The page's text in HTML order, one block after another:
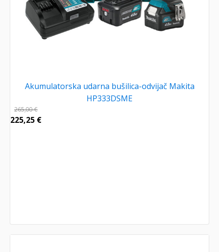
Akumulatorska udarna bušilica-odvijač Makita
HP333DSME
265,00€
225,25 €